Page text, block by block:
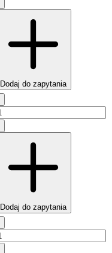
Dodaj do zapytania
Dodaj do zapytania